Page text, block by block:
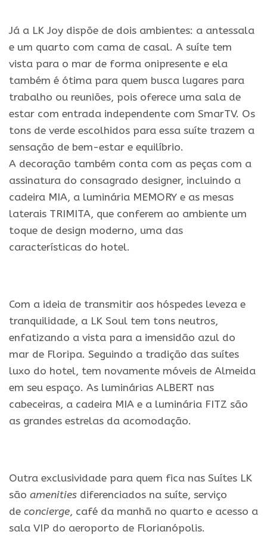
Já a LK Joy dispõe de dois ambientes: a antessala
e um quarto com cama de casal. A suíte tem
vista para o mar de forma onipresente e ela
também é ótima para quem busca lugares para
trabalho ou reuniões, pois oferece uma sala de
estar com entrada independente com SmarTV. Os
tons de verde escolhidos para essa suíte trazem a
sensação de bem-estar e equilíbrio.
A decoração também conta com as peças com a
assinatura do consagrado designer, incluindo a
cadeira MIA, a luminária MEMORY e as mesas
laterais TRIMITA, que conferem ao ambiente um
toque de design moderno, uma das
características do hotel.
Com a ideia de transmitir aos hóspedes leveza e
tranquilidade, a LK Soul tem tons neutros,
enfatizando a vista para a imensidão azul do
mar de Floripa. Seguindo a tradição das suítes
luxo do hotel, tem novamente móveis de Almeida
em seu espaço. As luminárias ALBERT nas
cabeceiras, a cadeira MIA e a luminária FITZ são
as grandes estrelas da acomodação.
Outra exclusividade para quem fica nas Suítes LK
são amenities diferenciados na suíte, serviço
de concierge, café da manhã no quarto e acesso a
sala VIP do aeroporto de Florianópolis.